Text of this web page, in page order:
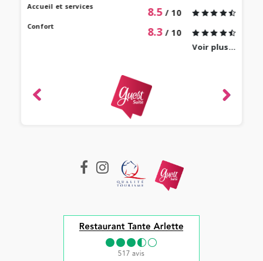
Accueil et services 8.5 / 10
Confort 8.3 / 10
Voir plus...